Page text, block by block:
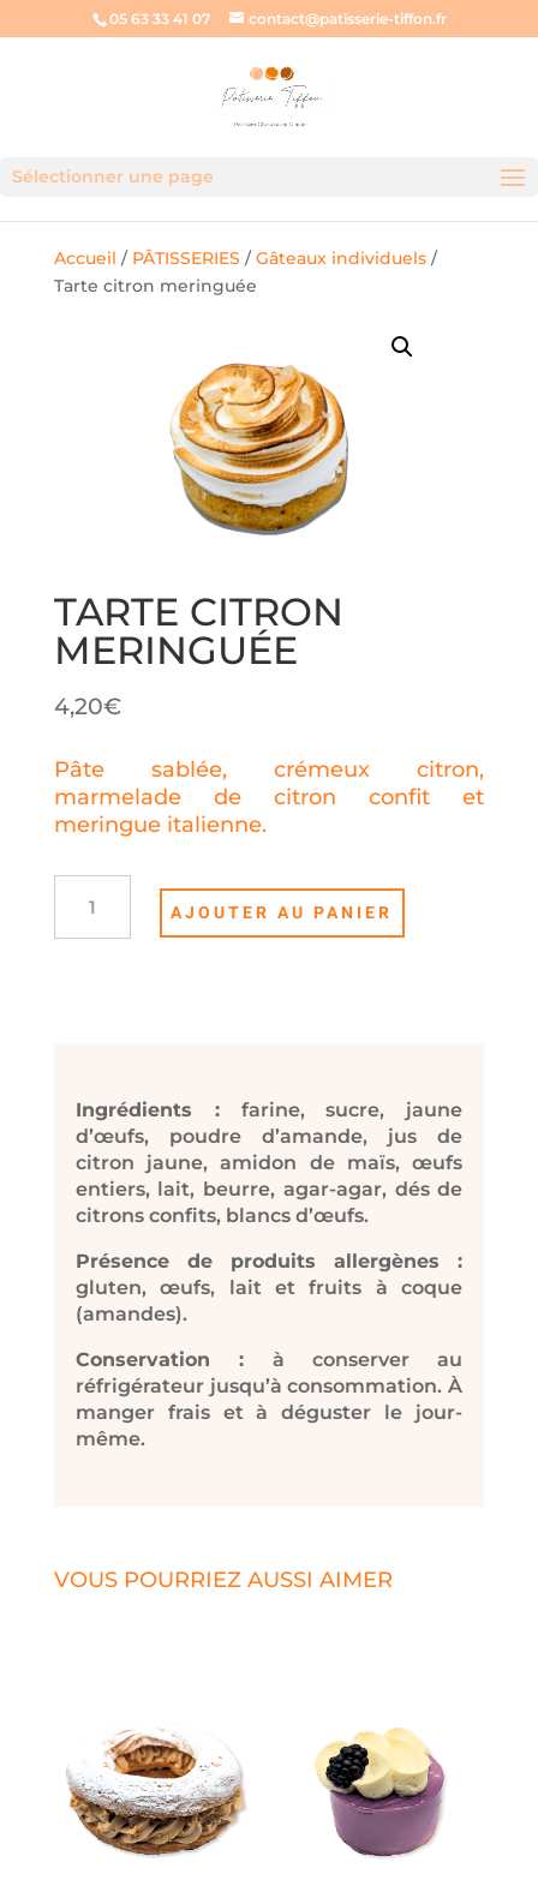
05 63 33 41 07 contact@patisserie-tiffon.fr
Sélectionner une page
Accueil / PÂTISSERIES / Gâteaux individuels/
Tarte citron meringuée
TARTE CITRON
MERINGUÉE
4,20€
Pâte sablée, crémeux citron,
marmelade de citron confit et
meringue italienne.
Tarte
AJOUTER AU PANIER
Ingrédients :farine, sucre, jaune
d’œufs, poudre d’amande, jus de
citron jaune, amidon de maïs, œufs
entiers, lait, beurre, agar-agar, dés de
citrons confits, blancs d’œufs.
Présence de produits allergènes :
gluten, œufs, lait et fruits à coque
(amandes).
Conservation : à conserver au
réfrigérateur jusqu’à consommation. À
manger frais et à déguster le jour-
même.
VOUS POURRIEZ AUSSI AIMER